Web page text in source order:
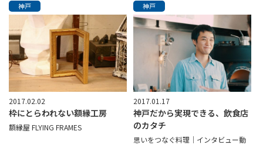
神戸
2017.02.02
枠にとらわれない額縁工房
額縁屋 FLYING FRAMES
神戸
2017.01.17
神戸だから実現できる、飲食店
のカタチ
思いをつなぐ料理│インタビュー動